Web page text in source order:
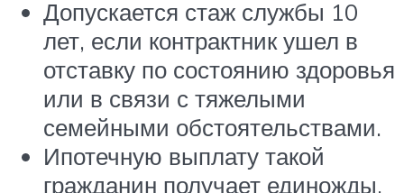
Допускается стаж службы 10
лет, если контрактник ушел в
отставку по состоянию здоровья
или в связи с тяжелыми
семейными обстоятельствами.
Ипотечную выплату такой
гражданин получает единожды.